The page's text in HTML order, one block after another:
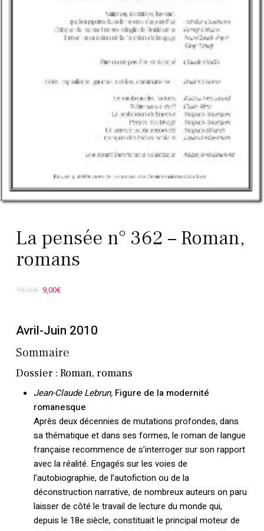
La pensée n° 362 – Roman,
romans
18,00€ Le
initial
était :
18,00€.
9,00€Le
actuel
est :
9,00€.
Avril-Juin 2010
Sommaire
Dossier : Roman, romans
Jean-Claude Lebrun, Figure de la modernité
romanesque
Après deux décennies de mutations profondes, dans
sa thématique et dans ses formes, le roman de langue
française recommence de s’interroger sur son rapport
avec la réalité. Engagés sur les voies de
l’autobiographie, de l’autofiction ou de la
déconstruction narrative, de nombreux auteurs on paru
laisser de côté le travail de lecture du monde qui,
depuis le 18e siècle, constituait le principal moteur de